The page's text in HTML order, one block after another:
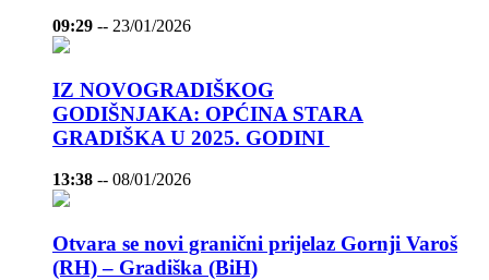
09:29 -- 23/01/2026
IZ NOVOGRADIŠKOG
GODIŠNJAKA: OPĆINA STARA
GRADIŠKA U 2025. GODINI
13:38 -- 08/01/2026
Otvara se novi granični prijelaz Gornji Varoš
(RH) – Gradiška (BiH)